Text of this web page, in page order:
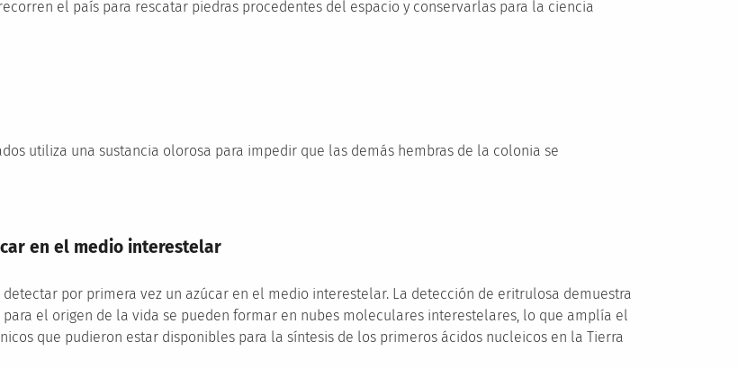
el país para rescatar piedras procedentes del espacio y conservarlas para la ciencia
utiliza una sustancia olorosa para impedir que las demás hembras de la colonia se
en el medio interestelar
por primera vez un azúcar en el medio interestelar. La detección de eritrulosa demuestra
el origen de la vida se pueden formar en nubes moleculares interestelares, lo que amplía el
que pudieron estar disponibles para la síntesis de los primeros ácidos nucleicos en la Tierra